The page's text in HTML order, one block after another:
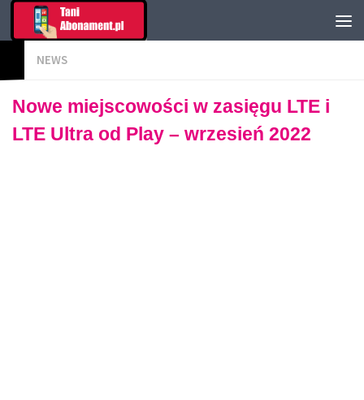
NEWS
Nowe miejscowości w zasięgu LTE i
LTE Ultra od Play – wrzesień 2022